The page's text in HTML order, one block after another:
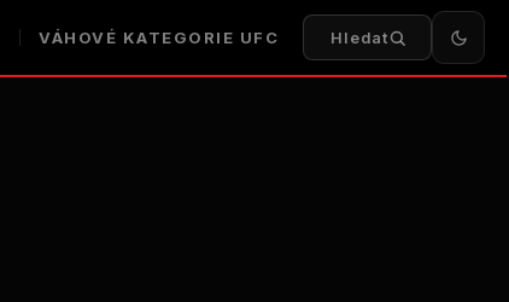
VÁHOVÉ KATEGORIE UFC Hledat